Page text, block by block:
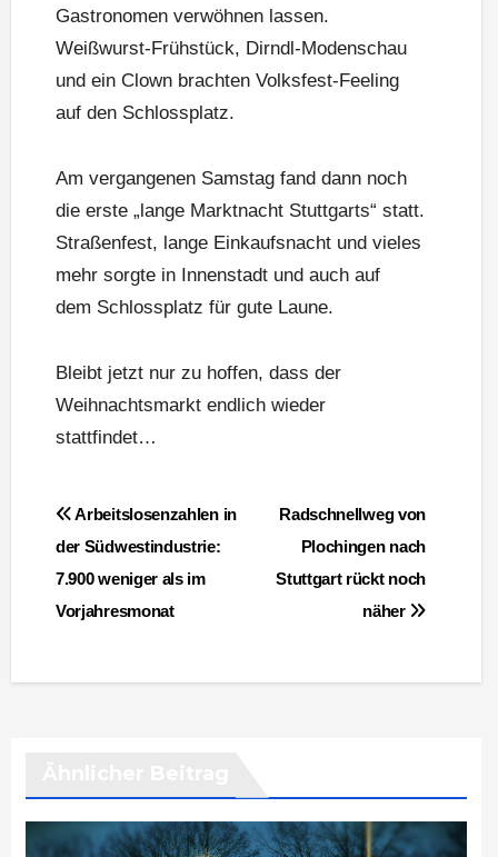
Gastronomen verwöhnen lassen.
Weißwurst-Frühstück, Dirndl-Modenschau
und ein Clown brachten Volksfest-Feeling
auf den Schlossplatz.
Am vergangenen Samstag fand dann noch
die erste „lange Marktnacht Stuttgarts“ statt.
Straßenfest, lange Einkaufsnacht und vieles
mehr sorgte in Innenstadt und auch auf
dem Schlossplatz für gute Laune.
Bleibt jetzt nur zu hoffen, dass der
Weihnachtsmarkt endlich wieder
stattfindet…
BeitragsnavigationRadschnellweg von
Plochingen nach
Stuttgart rückt noch
näher
Arbeitslosenzahlen in
der Südwestindustrie:
7.900 weniger als im
Vorjahresmonat